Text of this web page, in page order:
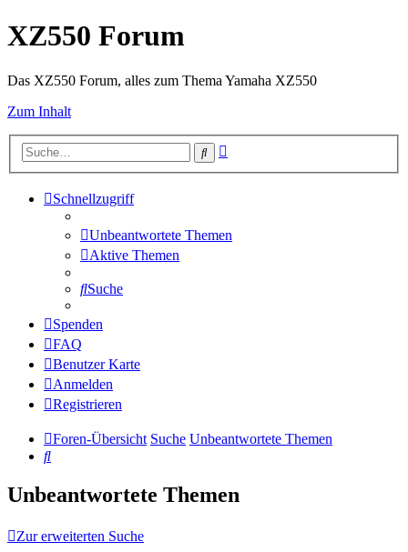
XZ550 Forum
Das XZ550 Forum, alles zum Thema Yamaha XZ550
Zum Inhalt
Suche
Schnellzugriff
Unbeantwortete Themen
Aktive Themen
Suche
Spenden
FAQ
Benutzer Karte
Anmelden
Registrieren
Foren-Übersicht Suche Unbeantwortete Themen
Suche
Unbeantwortete Themen
Zur erweiterten Suche